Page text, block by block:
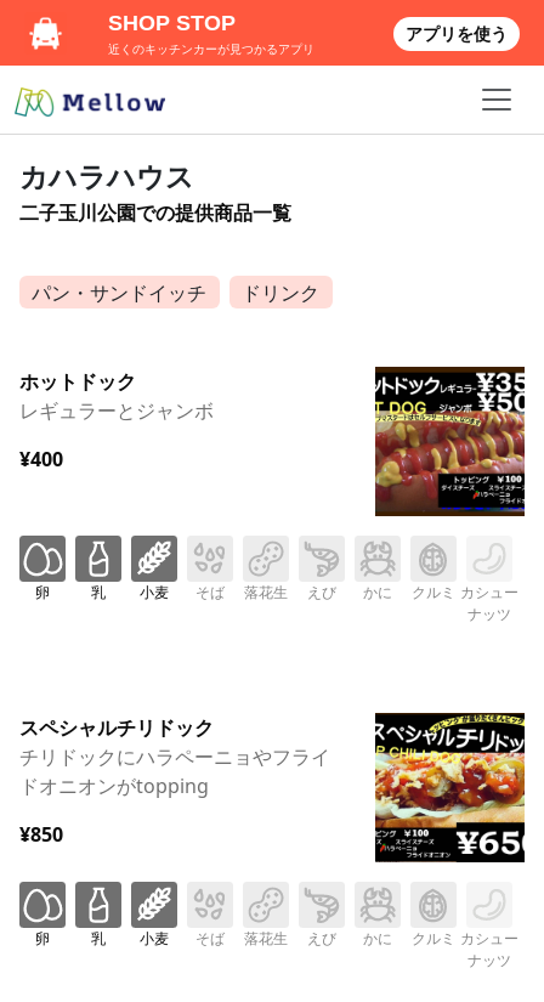
カハラハウス
二子玉川公園での提供商品一覧
パン・サンドイッチ ドリンク
ホットドック
レギュラーとジャンボ
¥400
卵 乳 小麦 そば 落花生 えび かに クルミ カシュー
ナッツ
スペシャルチリドック
チリドックにハラペーニョやフライ
ドオニオンがtopping
¥850
卵 乳 小麦 そば 落花生 えび かに クルミ カシュー
ナッツ
SHOP STOP
近くのキッチンカーが見つかるアプリ
アプリを使う